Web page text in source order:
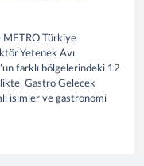
METRO Türkiye
Yetenek Avı
farklı bölgelerindeki 12
Gastro Gelecek
isimler ve gastronomi